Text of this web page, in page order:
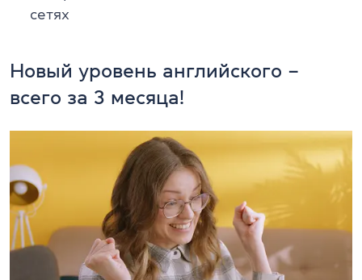
сетях
Новый уровень английского –
всего за 3 месяца!